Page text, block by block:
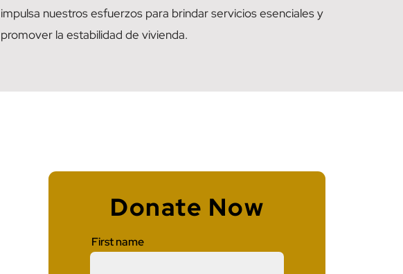
impulsa nuestros esfuerzos para brindar servicios esenciales y
promover la estabilidad de vivienda.
Donate Now
First name